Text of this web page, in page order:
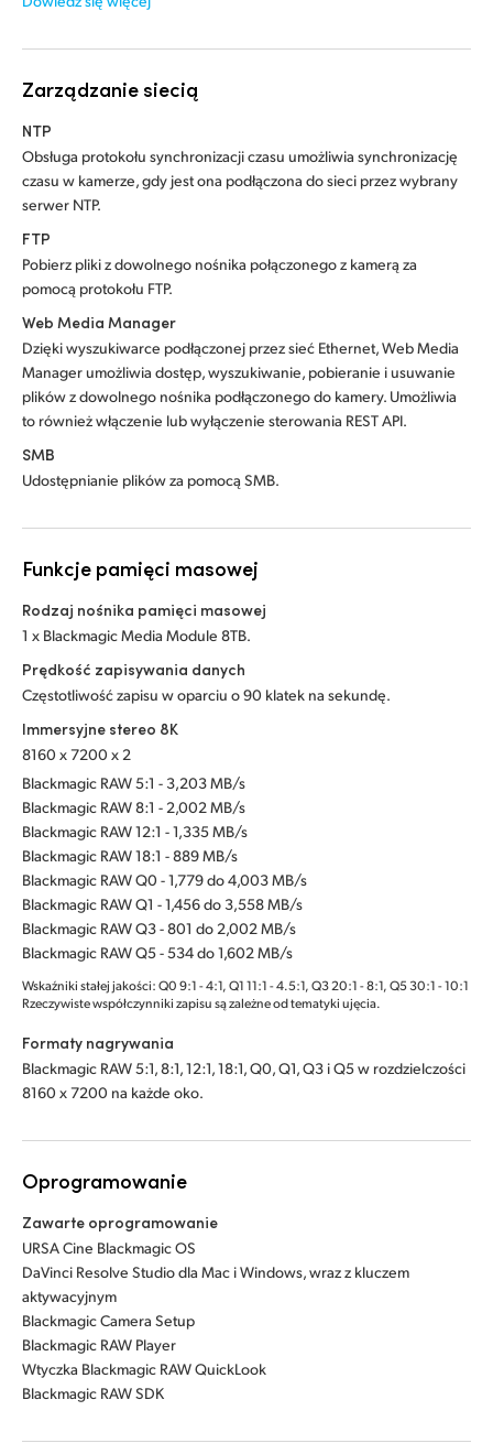
Zarządzanie siecią
NTP
Obsługa protokołu synchronizacji czasu umożliwia synchronizację
czasu w kamerze, gdy jest ona podłączona do sieci przez wybrany
serwer NTP.
FTP
Pobierz pliki z dowolnego nośnika połączonego z kamerą za
pomocą protokołu FTP.
Web Media Manager
Dzięki wyszukiwarce podłączonej przez sieć Ethernet, Web Media
Manager umożliwia dostęp, wyszukiwanie, pobieranie i usuwanie
plików z dowolnego nośnika podłączonego do kamery. Umożliwia
to również włączenie lub wyłączenie sterowania REST API.
SMB
Udostępnianie plików za pomocą SMB.
Funkcje pamięci masowej
Rodzaj nośnika pamięci masowej
1 x Blackmagic Media Module 8TB.
Prędkość zapisywania danych
Częstotliwość zapisu w oparciu o 90 klatek na sekundę.
Immersyjne stereo 8K
8160 x 7200 x 2
Blackmagic RAW 5:1 - 3,203 MB/s
Blackmagic RAW 8:1 - 2,002 MB/s
Blackmagic RAW 12:1 - 1,335 MB/s
Blackmagic RAW 18:1 - 889 MB/s
Blackmagic RAW Q0 - 1,779 do 4,003 MB/s
Blackmagic RAW Q1 - 1,456 do 3,558 MB/s
Blackmagic RAW Q3 - 801 do 2,002 MB/s
Blackmagic RAW Q5 - 534 do 1,602 MB/s
Wskaźniki stałej jakości: Q0 9:1 - 4:1, Q1 11:1 - 4.5:1, Q3 20:1 - 8:1, Q5 30:1 - 10:1
Rzeczywiste współczynniki zapisu są zależne od tematyki ujęcia.
Formaty nagrywania
Blackmagic RAW 5:1, 8:1, 12:1, 18:1, Q0, Q1, Q3 i Q5 w rozdzielczości
8160 x 7200 na każde oko.
Oprogramowanie
Zawarte oprogramowanie
URSA Cine Blackmagic OS
DaVinci Resolve Studio dla Mac i Windows, wraz z kluczem
aktywacyjnym
Blackmagic Camera Setup
Blackmagic RAW Player
Wtyczka Blackmagic RAW QuickLook
Blackmagic RAW SDK